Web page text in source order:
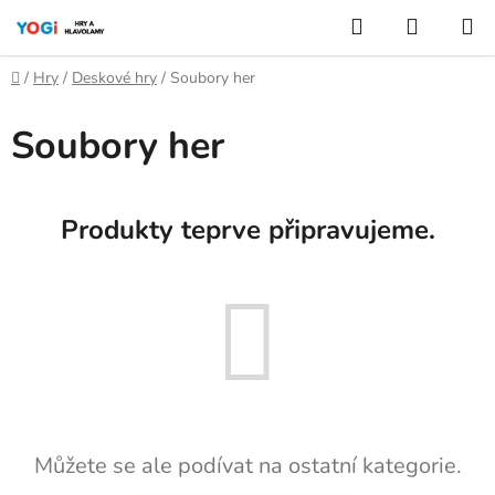
obsah
Hledat
KOŠÍK
Domů
/ Hry / Deskové hry / Soubory her
Soubory her
Produkty teprve připravujeme.
Můžete se ale podívat na ostatní kategorie.